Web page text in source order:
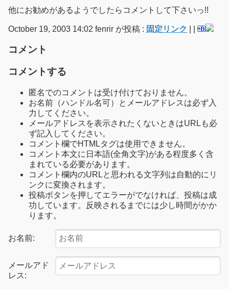
他にお勧めがあるようでしたらコメントして下さいっ!!
October 19, 2003 14:02 fenrir が投稿 : 固定リンク
コメント
コメントする
匿名でのコメントは受け付けておりません。
お名前（ハンドル名可）とメールアドレスは必ず入
力してください。
メールアドレスを表示されたくないときはURLも必
ず記入してください。
コメント欄でHTMLタグは使用できません。
コメント本文に日本語(全角文字)がある程度多く含
まれている必要があります。
コメント欄内のURLと思われる文字列は自動的にリ
ンクに変換されます。
投稿ボタンを押してエラーがでなければ、投稿は成
功しています。反映されるまでには少し時間がかか
ります。
お名前:
メールアド
レス: